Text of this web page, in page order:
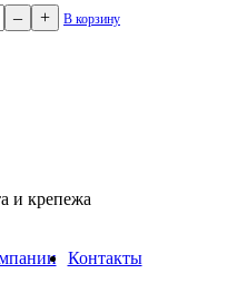
– + В корзину
и крепежа
Контакты